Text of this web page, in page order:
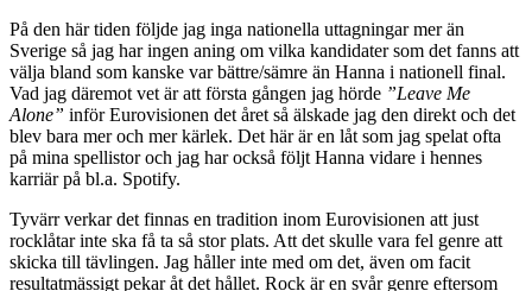
På den här tiden följde jag inga nationella uttagningar mer än
Sverige så jag har ingen aning om vilka kandidater som det fanns att
välja bland som kanske var bättre/sämre än Hanna i nationell final.
Vad jag däremot vet är att första gången jag hörde ”Leave Me
Alone” inför Eurovisionen det året så älskade jag den direkt och det
blev bara mer och mer kärlek. Det här är en låt som jag spelat ofta
på mina spellistor och jag har också följt Hanna vidare i hennes
karriär på bl.a. Spotify.
Tyvärr verkar det finnas en tradition inom Eurovisionen att just
rocklåtar inte ska få ta så stor plats. Att det skulle vara fel genre att
skicka till tävlingen. Jag håller inte med om det, även om facit
resultatmässigt pekar åt det hållet. Rock är en svår genre eftersom